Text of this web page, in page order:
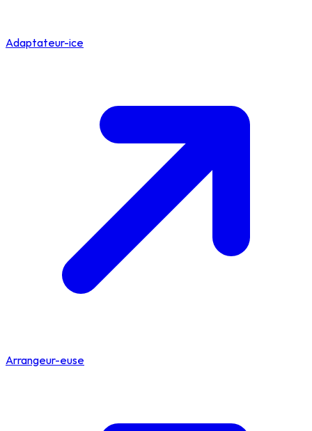
Adaptateur-ice
Arrangeur-euse